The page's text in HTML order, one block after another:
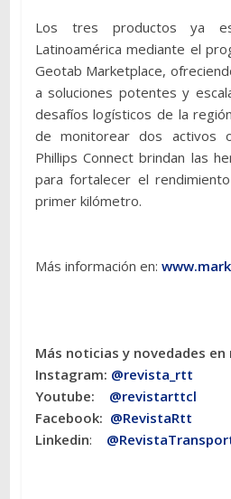
Los tres productos ya
Latinoamérica mediante el
Geotab Marketplace,
a soluciones potentes y
desafíos logísticos de la
de monitorear dos activos
Phillips Connect brindan las
para fortalecer el
primer kilómetro.
Más información en:
Más noticias y novedades en
Instagram: @revista_rtt
Youtube: @revistarttcl
Facebook: @RevistaRtt
Linkedin: